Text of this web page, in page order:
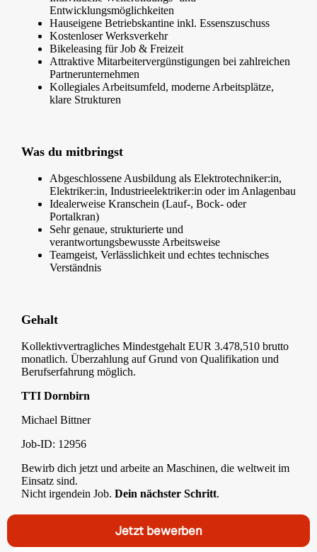
Entwicklungsmöglichkeiten
Hauseigene Betriebskantine inkl. Essenszuschuss
Kostenloser Werksverkehr
Bikeleasing für Job & Freizeit
Attraktive Mitarbeitervergünstigungen bei zahlreichen
Partnerunternehmen
Kollegiales Arbeitsumfeld, moderne Arbeitsplätze,
klare Strukturen
Was du mitbringst
Abgeschlossene Ausbildung als Elektrotechniker:in,
Elektriker:in, Industrieelektriker:in oder im Anlagenbau
Idealerweise Kranschein (Lauf-, Bock- oder
Portalkran)
Sehr genaue, strukturierte und
verantwortungsbewusste Arbeitsweise
Teamgeist, Verlässlichkeit und echtes technisches
Verständnis
Gehalt
Kollektivvertragliches Mindestgehalt EUR 3.478,510 brutto
monatlich. Überzahlung auf Grund von Qualifikation und
Berufserfahrung möglich.
TTI Dornbirn
Michael Bittner
Job-ID: 12956
Bewirb dich jetzt und arbeite an Maschinen, die weltweit im
Einsatz sind.
Nicht irgendein Job. Dein nächster Schritt.
Jetzt bewerben